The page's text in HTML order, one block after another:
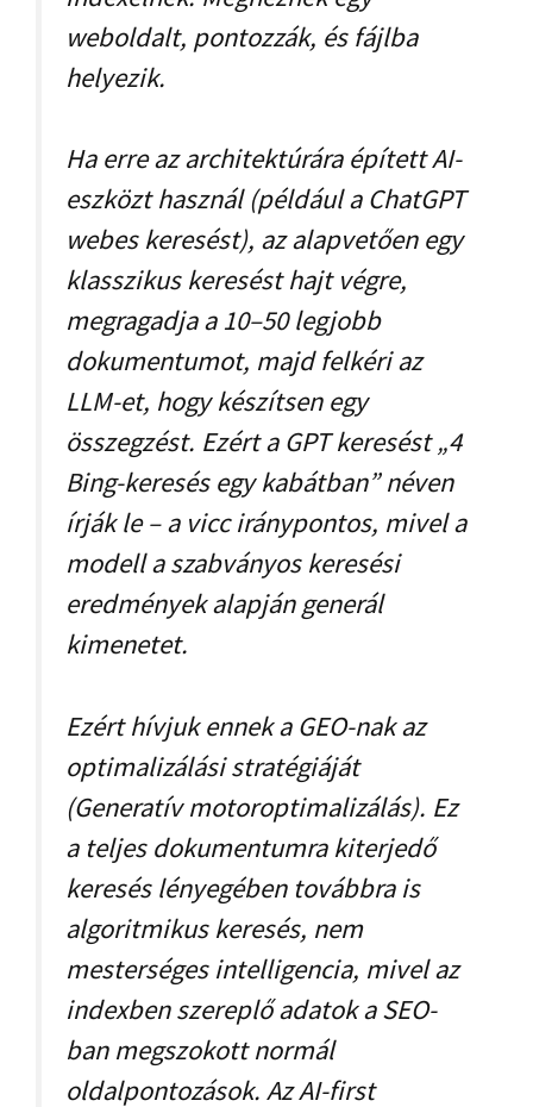
weboldalt, pontozzák, és fájlba
helyezik.
Ha erre az architektúrára épített AI-
eszközt használ (például a ChatGPT
webes keresést), az alapvetően egy
klasszikus keresést hajt végre,
megragadja a 10–50 legjobb
dokumentumot, majd felkéri az
LLM-et, hogy készítsen egy
összegzést. Ezért a GPT keresést „4
Bing-keresés egy kabátban” néven
írják le – a vicc iránypontos, mivel a
modell a szabványos keresési
eredmények alapján generál
kimenetet.
Ezért hívjuk ennek a GEO-nak az
optimalizálási stratégiáját
(Generatív motoroptimalizálás). Ez
a teljes dokumentumra kiterjedő
keresés lényegében továbbra is
algoritmikus keresés, nem
mesterséges intelligencia, mivel az
indexben szereplő adatok a SEO-
ban megszokott normál
oldalpontozások. Az AI-first